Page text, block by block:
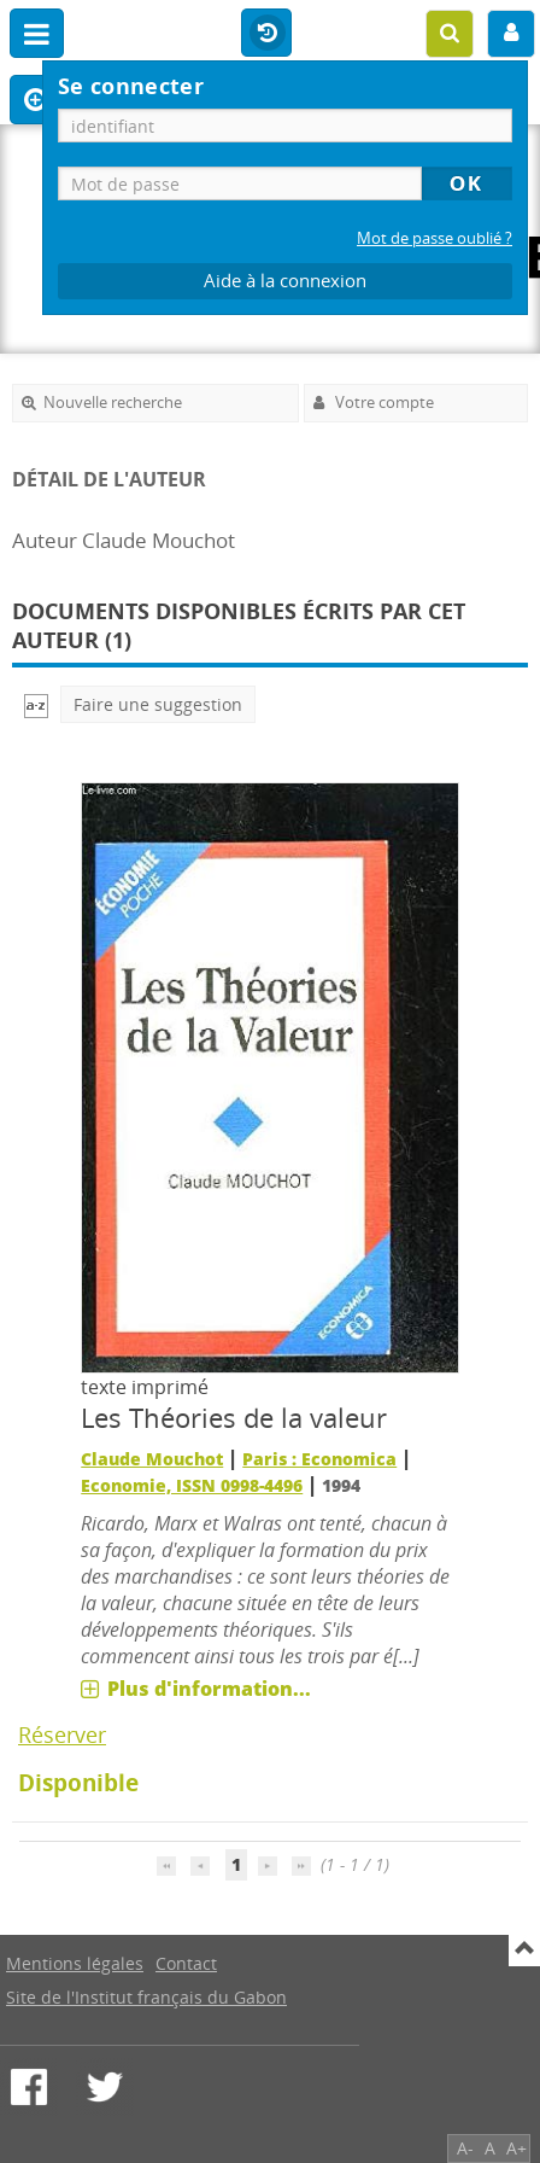
Se connecter
Mot de passe oublié ?
Aide à la connexion
Nouvelle recherche Votre compte
DÉTAIL DE L'AUTEUR
Auteur Claude Mouchot
DOCUMENTS DISPONIBLES ÉCRITS PAR CET
AUTEUR (1)
Faire une suggestion
texte imprimé
Les Théories de la valeur
Claude Mouchot | Paris : Economica |
Economie, ISSN 0998-4496 | 1994
Ricardo, Marx et Walras ont tenté, chacun à
sa façon, d'expliquer la formation du prix
des marchandises : ce sont leurs théories de
la valeur, chacune située en tête de leurs
développements théoriques. S'ils
commencent ainsi tous les trois par é[...]
Plus d'information...
Réserver
Disponible
1 (1 - 1 / 1)
Mentions légales
Contact
Site de l'Institut français du Gabon
A- A A+